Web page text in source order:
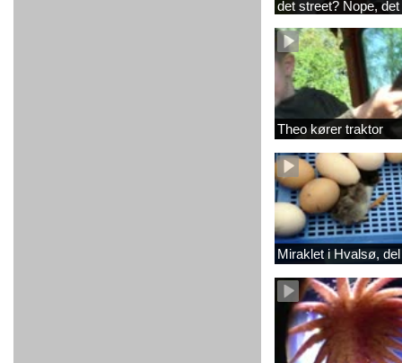
det street? Nope,
Theo kører traktor
Miraklet i Hvalsø,